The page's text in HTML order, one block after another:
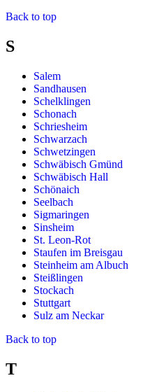
Back to top
S
Salem
Sandhausen
Schelklingen
Schonach
Schriesheim
Schwarzach
Schwetzingen
Schwäbisch Gmünd
Schwäbisch Hall
Schönaich
Seelbach
Sigmaringen
Sinsheim
St. Leon-Rot
Staufen im Breisgau
Steinheim am Albuch
Steißlingen
Stockach
Stuttgart
Sulz am Neckar
Back to top
T